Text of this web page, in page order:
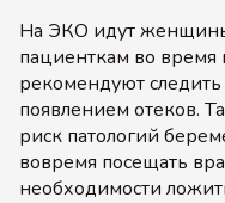
На ЭКО идут
пациенткам во
рекомендуют
появлением отеков.
риск патологий
вовремя посещать
необходимости